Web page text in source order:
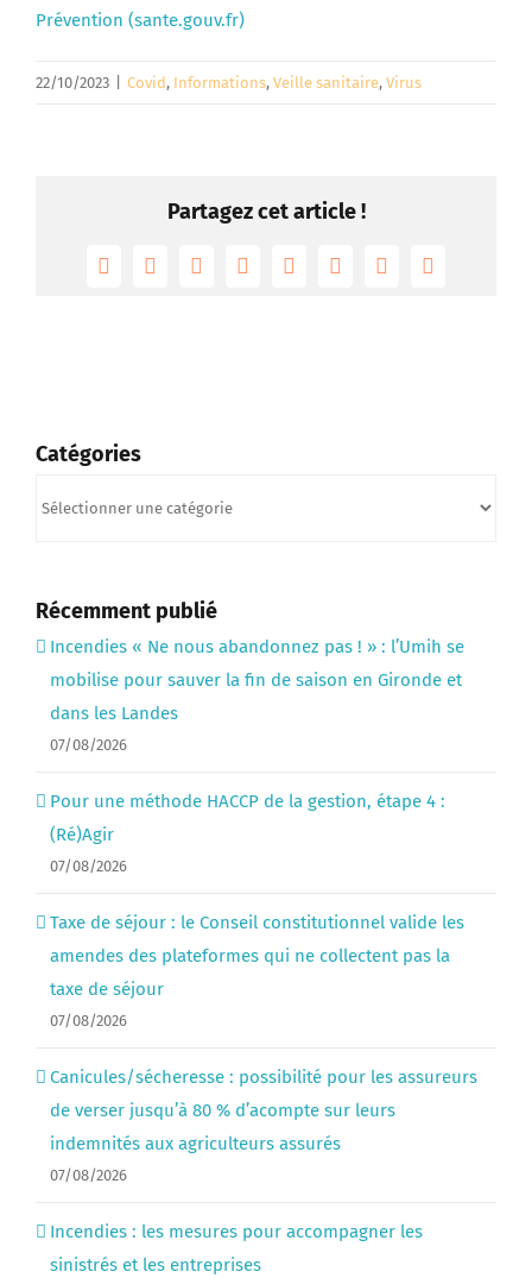
Prévention (sante.gouv.fr)
22/10/2023 Covid, Informations, Veille sanitaire, Virus
Partagez cet article !
FacebookTwitterRedditLinkedInTumblrPinterest
Vk Email
Catégories
Récemment publié
Incendies « Ne nous abandonnez pas ! » : l’Umih se
mobilise pour sauver la fin de saison en Gironde et
dans les Landes
07/08/2026
Pour une méthode HACCP de la gestion, étape 4 :
(Ré)Agir
07/08/2026
Taxe de séjour : le Conseil constitutionnel valide les
amendes des plateformes qui ne collectent pas la
taxe de séjour
07/08/2026
Canicules/sécheresse : possibilité pour les assureurs
de verser jusqu’à 80 % d’acompte sur leurs
indemnités aux agriculteurs assurés
07/08/2026
Incendies : les mesures pour accompagner les
sinistrés et les entreprises